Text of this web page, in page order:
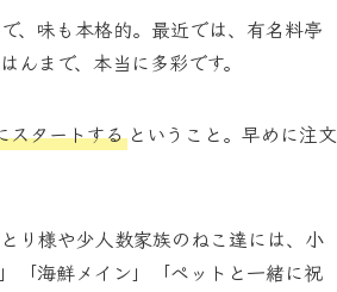
、味も本格的。最近では、有名料亭
まで、本当に多彩です。
スタートする ということ。早めに注文
り様や少人数家族のねこ達には、小
「海鮮メイン」「ペットと一緒に祝